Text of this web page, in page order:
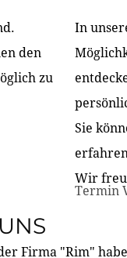
& REFERENZEN
den
zu
In
Sie
Wir
Termin
Firma "Rim"